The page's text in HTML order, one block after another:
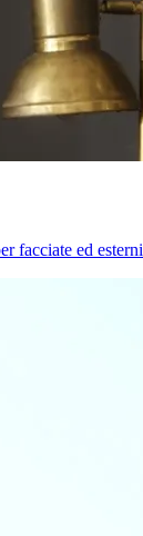
facciate ed